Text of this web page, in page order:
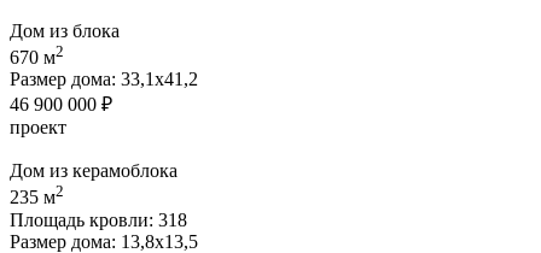
Дом из блока
670 м2
Размер дома: 33,1х41,2
46 900 000 ₽
проект
Дом из керамоблока
235 м2
Площадь кровли: 318
Размер дома: 13,8х13,5